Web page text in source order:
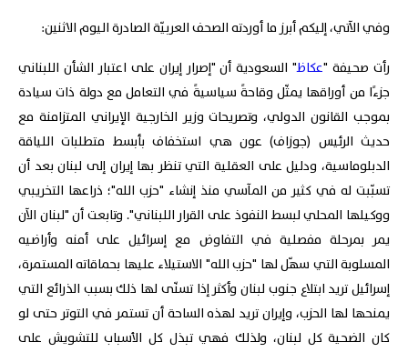
وفي الآتي، إليكم أبرز ما أوردته الصحف العربيّة الصادرة اليوم الاثنين:
رأت صحيفة "عكاظ" السعودية أن "إصرار إيران على اعتبار الشأن اللبناني
جزءًا من أوراقها يمثّل وقاحةً سياسيةً في التعامل مع دولة ذات سيادة
بموجب القانون الدولي، وتصريحات وزير الخارجية الإيراني المتزامنة مع
حديث الرئيس (جوزاف) عون هي استخفاف بأبسط متطلبات اللياقة
الدبلوماسية، ودليل على العقلية التي تنظر بها إيران إلى لبنان بعد أن
تسبّبت له في كثير من المآسي منذ إنشاء "حزب الله"؛ ذراعها التخريبي
ووكيلها المحلي لبسط النفوذ على القرار اللبناني". وتابعت أن "لبنان الآن
يمر بمرحلة مفصلية في التفاوض مع إسرائيل على أمنه وأراضيه
المسلوبة التي سهّل لها "حزب الله" الاستيلاء عليها بحماقاته المستمرة،
إسرائيل تريد ابتلاع جنوب لبنان وأكثر إذا تسنّى لها ذلك بسبب الذرائع التي
يمنحها لها الحزب، وإيران تريد لهذه الساحة أن تستمر في التوتر حتى لو
كان الضحية كل لبنان، ولذلك فهي تبذل كل الأسباب للتشويش على